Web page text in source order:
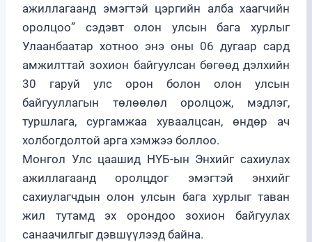
ажиллагаанд эмэгтэй цэргийн алба хаагчийн
оролцоо” сэдэвт олон улсын бага хурлыг
Улаанбаатар хотноо энэ оны 06 дугаар сард
амжилттай зохион байгуулсан бөгөөд дэлхийн
30 гаруй улс орон болон олон улсын
байгууллагын төлөөлөл оролцож, мэдлэг,
туршлага, сургамжаа хуваалцсан, өндөр ач
холбогдолтой арга хэмжээ боллоо.
Монгол Улс цаашид НҮБ-ын Энхийг сахиулах
ажиллагаанд оролцдог эмэгтэй энхийг
сахиулагчдын олон улсын бага хурлыг таван
жил тутамд эх орондоо зохион байгуулах
санаачилгыг дэвшүүлээд байна.